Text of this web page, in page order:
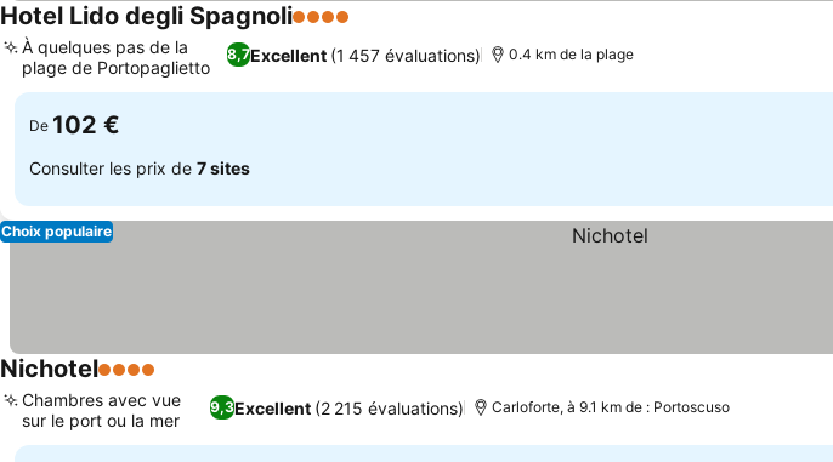
Hotel Lido degli Spagnoli4 Étoiles
8,7Excellent (1 457 évaluations)
À quelques pas de la
plage de Portopaglietto
0.4 km de la plage
De 102 €
Consulter les prix de 7 sites
Choix populaire
Nichotel4 Étoiles
9,3Excellent (2 215 évaluations)
Chambres avec vue
sur le port ou la mer
Carloforte, à 9.1 km de : Portoscuso